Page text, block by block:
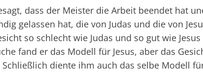
dass der Meister die Arbeit beendet hat
gelassen hat, die von Judas und die von
so schlecht wie Judas und so gut wie
fand er das Modell für Jesus, aber das
Schließlich diente ihm auch das selbe Modell